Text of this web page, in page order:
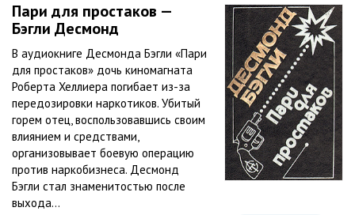
Пари для простаков —
Бэгли Десмонд
В аудиокниге Десмонда Бэгли «Пари
для простаков» дочь киномагната
Роберта Хеллиера погибает из-за
передозировки наркотиков. Убитый
горем отец, воспользовавшись своим
влиянием и средствами,
организовывает боевую операцию
против наркобизнеса. Десмонд
Бэгли стал знаменитостью после
выхода...